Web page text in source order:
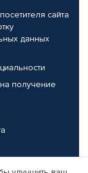
сайта
данных
получение